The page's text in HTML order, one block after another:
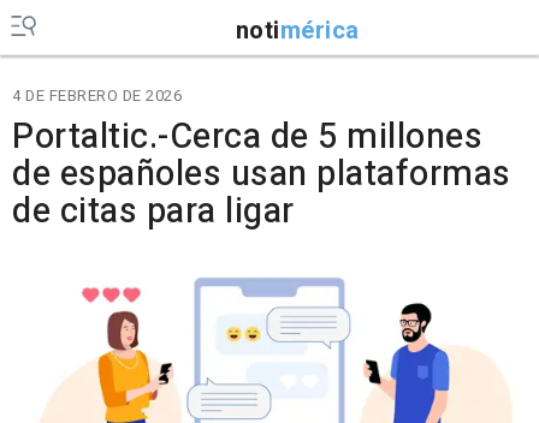
notimérica
4 DE FEBRERO DE 2026
Portaltic.-Cerca de 5 millones
de españoles usan plataformas
de citas para ligar